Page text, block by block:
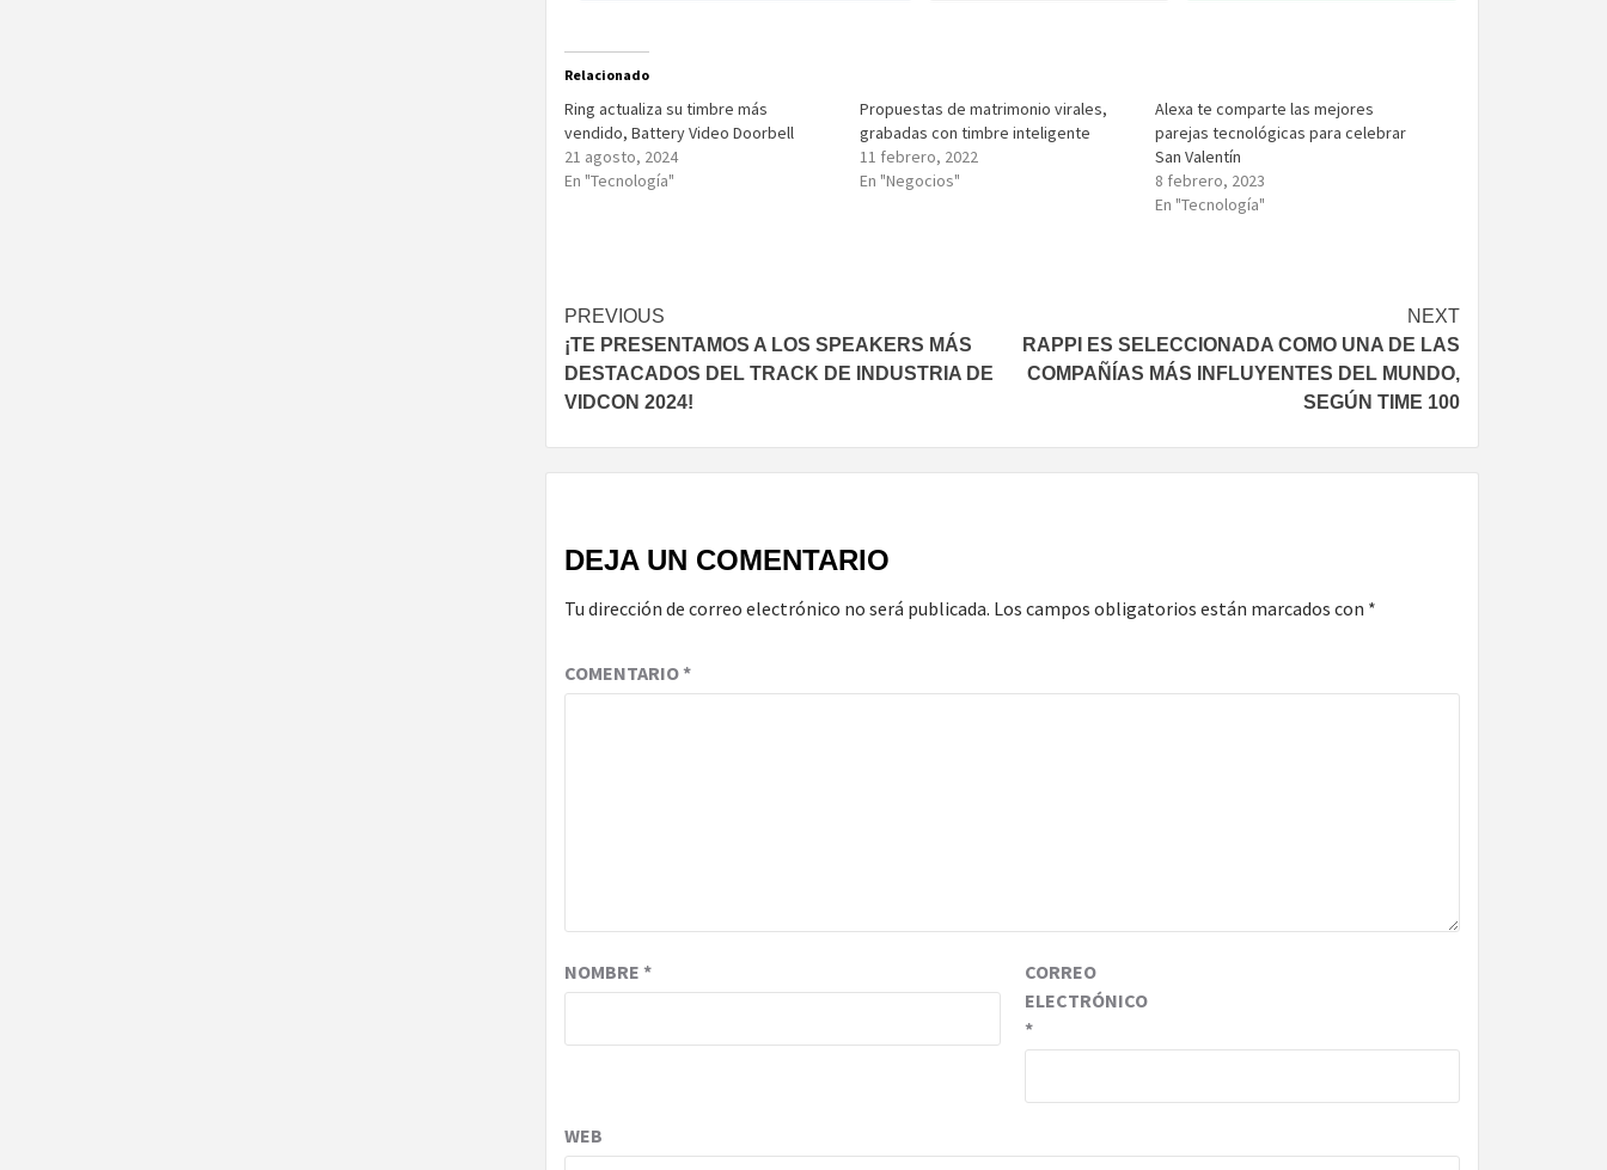
Relacionado
Ring actualiza su timbre más
vendido, Battery Video Doorbell
21 agosto, 2024
En "Tecnología"
Propuestas de matrimonio virales,
grabadas con timbre inteligente
11 febrero, 2022
En "Negocios"
Alexa te comparte las mejores
parejas tecnológicas para celebrar
San Valentín
8 febrero, 2023
En "Tecnología"
Post
navigation
PREVIOUS
¡TE PRESENTAMOS A LOS SPEAKERS MÁS
DESTACADOS DEL TRACK DE INDUSTRIA DE
VIDCON 2024!
NEXT
RAPPI ES SELECCIONADA COMO UNA DE LAS
COMPAÑÍAS MÁS INFLUYENTES DEL MUNDO,
SEGÚN TIME 100
DEJA UN COMENTARIO
Tu dirección de correo electrónico no será publicada. Los campos obligatorios están marcados con *
COMENTARIO*
NOMBRE *
CORREO
ELECTRÓNICO
*
WEB